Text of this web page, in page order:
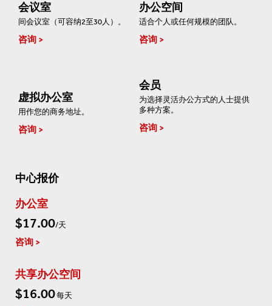
会议室
间会议室（可容纳2至30人）。
咨询
办公空间
适合个人或任何规模的团队。
咨询
虚拟办公室
用作您的商务地址。
咨询
会员
为选择灵活办公方式的人士提供
多种方案。
咨询
中心报价
办公室
$17.00/天
咨询
共享办公空间
$16.00每天